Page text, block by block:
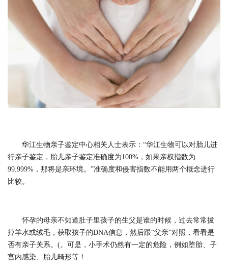
华江生物亲子鉴定中心相关人士表示：“华江生物可以对胎儿进
行亲子鉴定，胎儿亲子鉴定准确度为100%，如果亲权指数为
99.999%，那将是亲环境。”准确度和侵害指数不能用两个概念进行
比较。
怀孕的母亲不知道肚子里孩子的生父是谁的时候，过去常常拔
掉羊水或绒毛，获取孩子的DNA信息，然后跟“父亲”对照，看看是
否有亲子关系。(。可是，小手术仍然有一定的危险，例如堕胎、子
宫内感染、胎儿畸形等！